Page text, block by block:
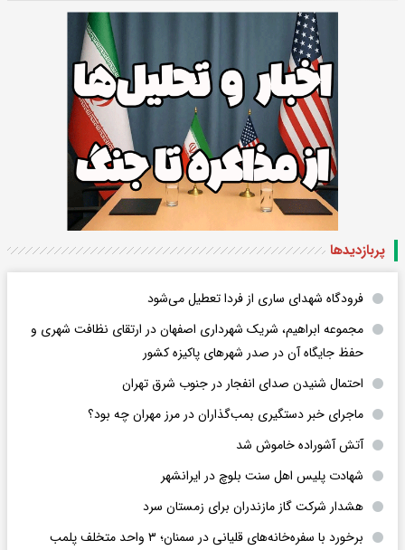
پربازدید‌ها
فرودگاه ‌شهدای ساری از فردا تعطیل می‌شود
مجموعه ابراهیم، شریک شهرداری اصفهان در ارتقای نظافت شهری و
حفظ جایگاه آن در صدر شهرهای پاکیزه کشور
احتمال شنیدن صدای انفجار در جنوب شرق تهران
ماجرای خبر دستگیری بمب‌گذاران در مرز مهران چه بود؟
آتش آشوراده خاموش شد
شهادت پلیس اهل سنت بلوچ در ایرانشهر
هشدار شرکت گاز مازندران برای زمستان سرد
برخورد با سفره‌خانه‌های قلیانی در سمنان؛ ۳ واحد متخلف پلمب